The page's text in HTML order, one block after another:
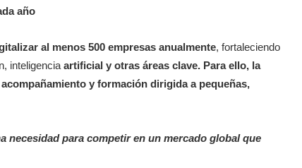
año
al menos 500 empresas anualmente, fortaleciendo
inteligencia artificial y otras áreas clave. Para ello, la
y formación dirigida a pequeñas,
necesidad para competir en un mercado global que